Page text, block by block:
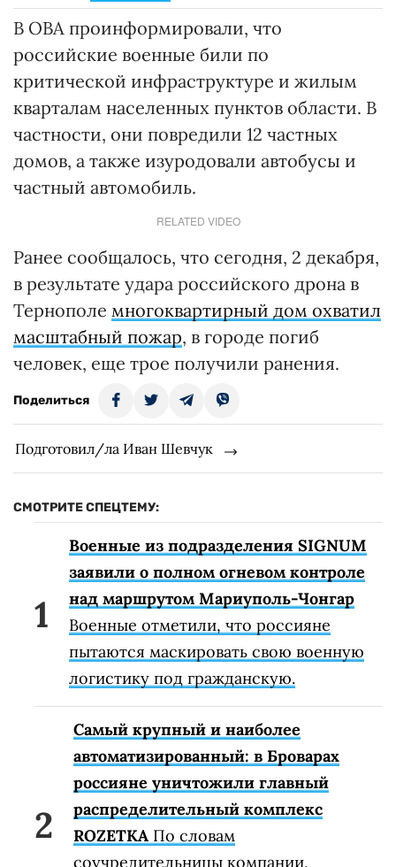
В ОВА проинформировали, что
российские военные били по
критической инфраструктуре и жилым
кварталам населенных пунктов области. В
частности, они повредили 12 частных
домов, а также изуродовали автобусы и
частный автомобиль.
RELATED VIDEO
Ранее сообщалось, что сегодня, 2 декабря,
в результате удара российского дрона в
Тернополе многоквартирный дом охватил
масштабный пожар, в городе погиб
человек, еще трое получили ранения.
Поделиться
Подготовил/ла Иван Шевчук
СМОТРИТЕ СПЕЦТЕМУ:
Военные из подразделения SIGNUM
заявили о полном огневом контроле
над маршрутом Мариуполь-Чонгар
Военные отметили, что россияне
пытаются маскировать свою военную
логистику под гражданскую.
Самый крупный и наиболее
автоматизированный: в Броварах
россияне уничтожили главный
распределительный комплекс
ROZETKA По словам
соучредительницы компании,